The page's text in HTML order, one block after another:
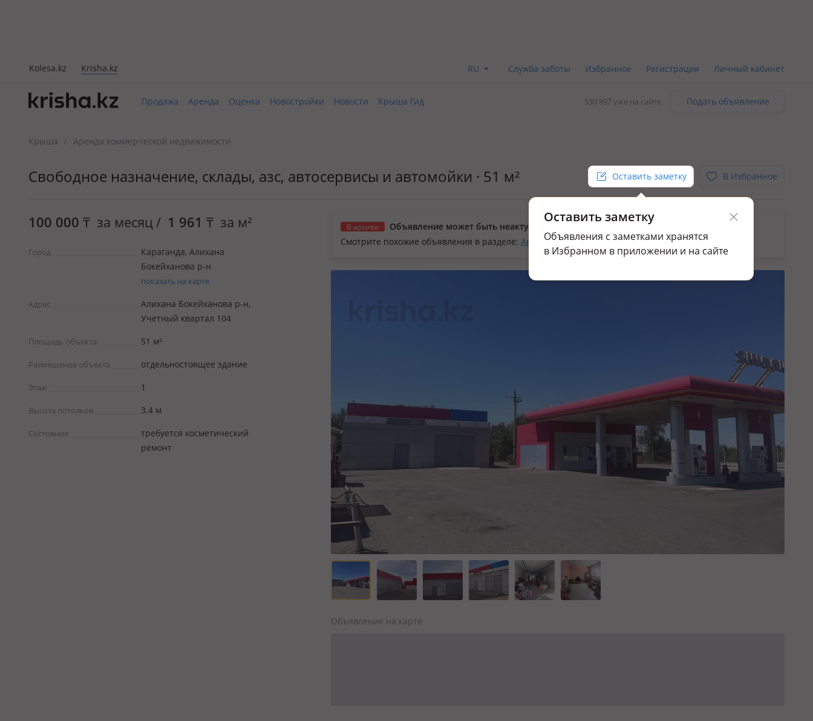
Kolesa.kz Krisha.kz RU Служба заботы Избранное Регистрация Личный кабинет
Продажа Аренда Оценка Новостройки Новости Крыша Гид 530 897 уже на сайте Подать объявление
Крыша / Аренда коммерческой недвижимости
Свободное назначение, склады, азс, автосервисы и автомойки · 51 м² Оставить заметку
Оставить заметку
Объявления с заметками хранятся
в Избранном в приложении и на сайте
В Избранное
100 000 ₸ за месяц/ 1 961 ₸ за м²
Город
Караганда, Алихана
Бокейханова р-н
показать на карте
Адрес
Алихана Бокейханова р-н,
Учетный квартал 104
Площадь объекта 51 м²
Размещение объекта отдельностоящее здание
Этаж 1
Высота потолков 3.4 м
Состояние
требуется косметический
ремонт
В архиве
Объявление может быть неактуальным.
Смотрите похожие объявления в разделе: Аренда коммерческой недвижимости в Пришахтинск
Объявление на карте